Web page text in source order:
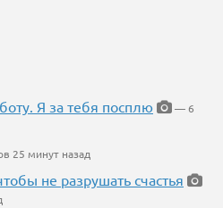
Я за тебя посплю
— 6
25 минут назад
не разрушать счастья